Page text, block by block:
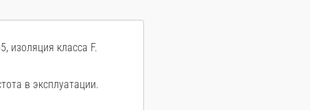
изоляция класса F.
в эксплуатации.